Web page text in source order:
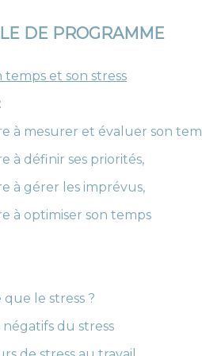
DE PROGRAMME
temps et son stress
à mesurer et évaluer son
à définir ses priorités,
à gérer les imprévus,
à optimiser son temps
que le stress ?
négatifs du stress